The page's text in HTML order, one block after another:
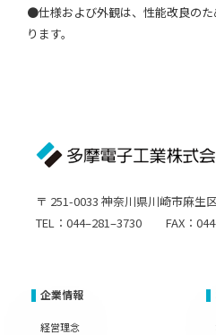
●仕様および外観は、性能改良の
ります。
〒 251-0033 神奈川県川崎市麻生
TEL：044–281–3730 FAX：
企業情報
経営理念